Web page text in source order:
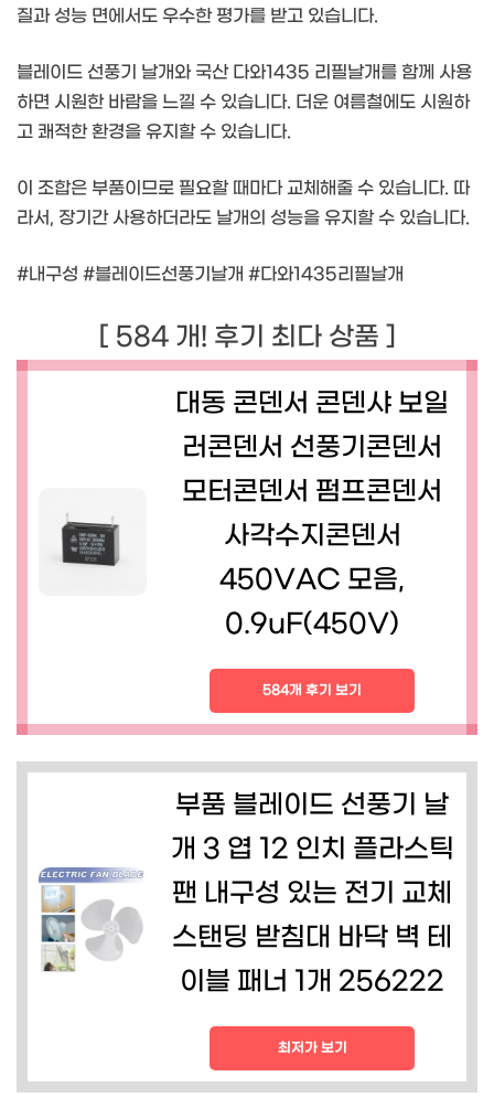
질과 성능 면에서도 우수한 평가를 받고 있습니다.
블레이드 선풍기 날개와 국산 다와1435 리필날개를 함께 사용
하면 시원한 바람을 느낄 수 있습니다. 더운 여름철에도 시원하
고 쾌적한 환경을 유지할 수 있습니다.
이 조합은 부품이므로 필요할 때마다 교체해줄 수 있습니다. 따
라서, 장기간 사용하더라도 날개의 성능을 유지할 수 있습니다.
#내구성 #블레이드선풍기날개 #다와1435리필날개
[ 584 개! 후기 최다 상품 ]
대동 콘덴서 콘덴샤 보일
러콘덴서 선풍기콘덴서
모터콘덴서 펌프콘덴서
사각수지콘덴서
450VAC 모음,
0.9uF(450V)
584개 후기 보기
부품 블레이드 선풍기 날
개 3 엽 12 인치 플라스틱
팬 내구성 있는 전기 교체
스탠딩 받침대 바닥 벽 테
이블 패너 1개 256222
최저가 보기